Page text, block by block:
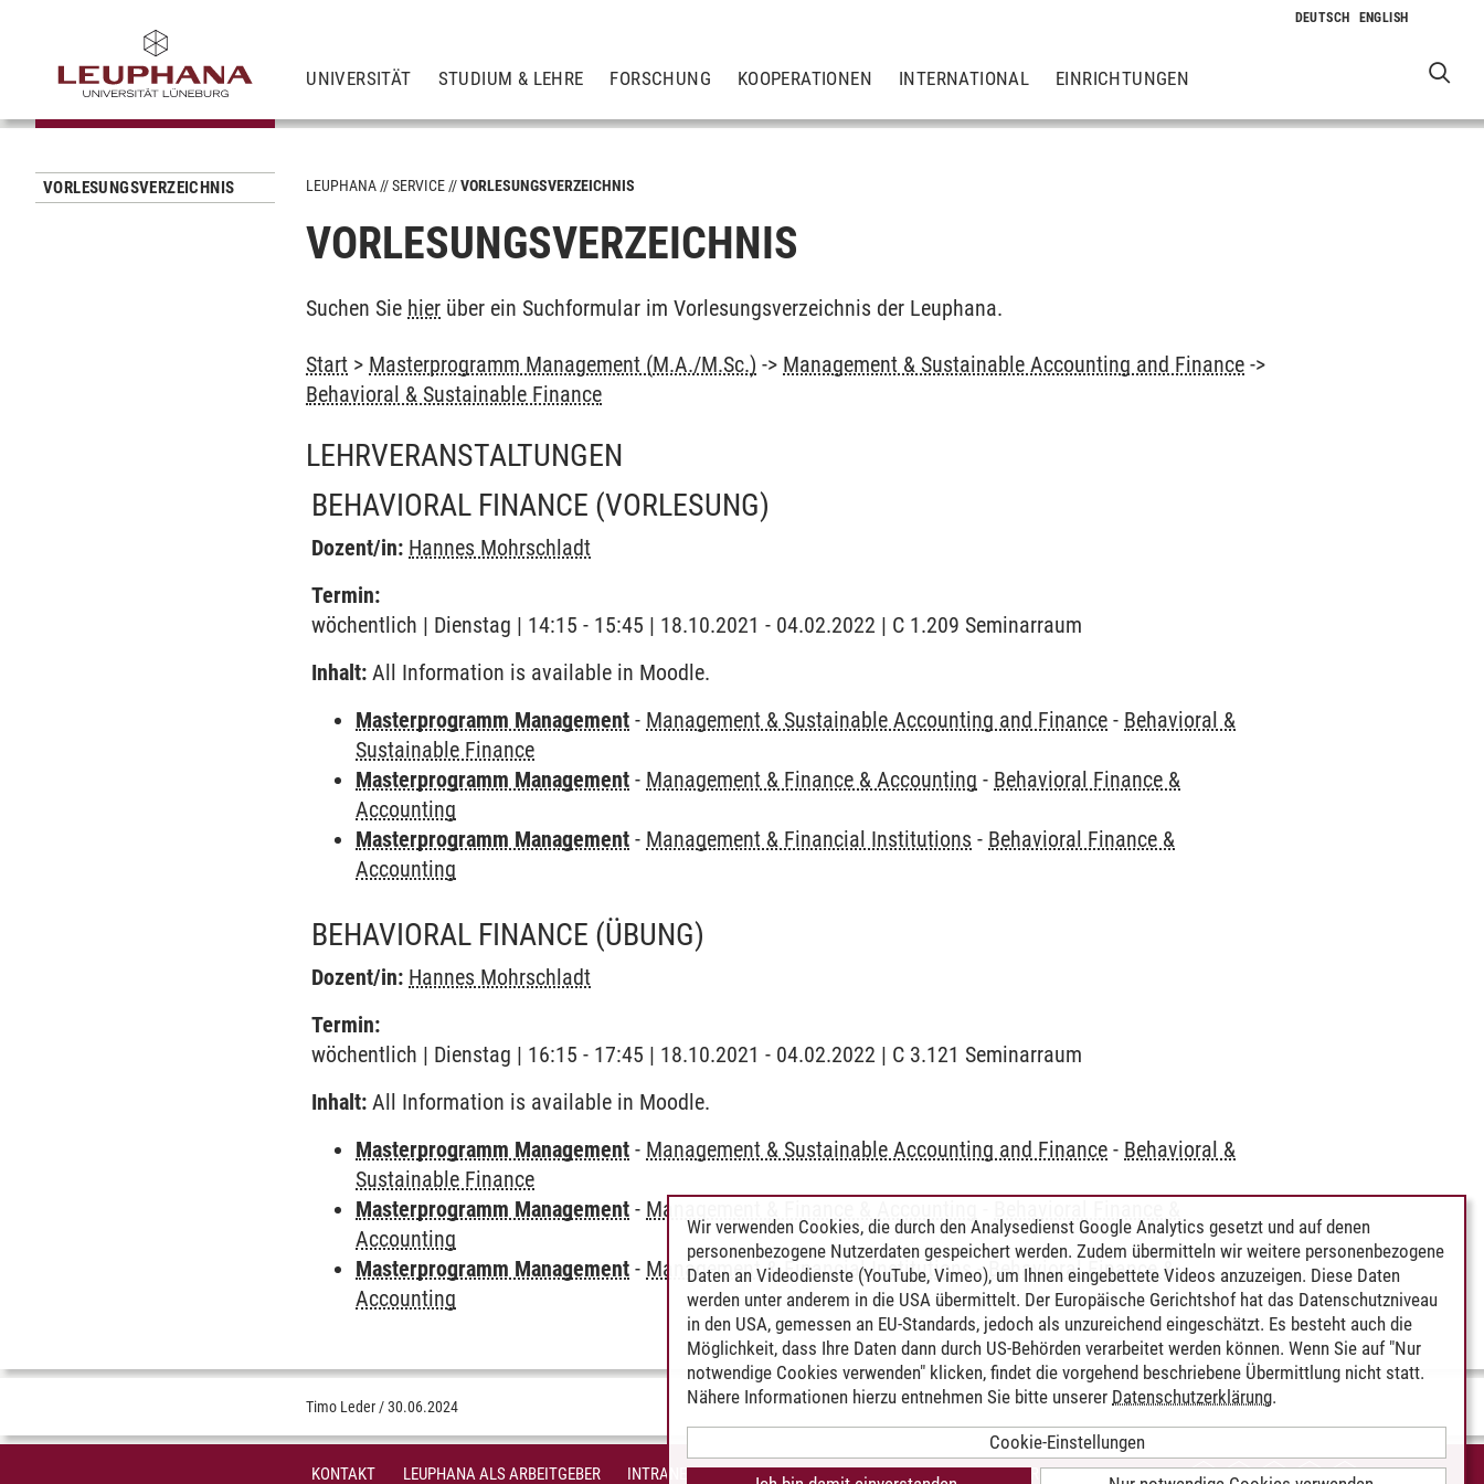
UNIVERSITÄT STUDIUM & LEHRE FORSCHUNG KOOPERATIONEN INTERNATIONAL EINRICHTUNGEN
VORLESUNGSVERZEICHNIS LEUPHANA SERVICE VORLESUNGSVERZEICHNIS
VORLESUNGSVERZEICHNIS
Suchen Sie hier über ein Suchformular im Vorlesungsverzeichnis der Leuphana.
Start > Masterprogramm Management (M.A./M.Sc.) -> Management & Sustainable Accounting and Finance ->
Behavioral & Sustainable Finance
LEHRVERANSTALTUNGEN
BEHAVIORAL FINANCE (VORLESUNG)
Dozent/in: Hannes Mohrschladt
Termin:
wöchentlich | Dienstag | 14:15 - 15:45 | 18.10.2021 - 04.02.2022 | C 1.209 Seminarraum
Inhalt: All Information is available in Moodle.
Masterprogramm Management - Management & Sustainable Accounting and Finance - Behavioral &
Sustainable Finance
Masterprogramm Management - Management & Finance & Accounting - Behavioral Finance &
Accounting
Masterprogramm Management - Management & Financial Institutions - Behavioral Finance &
Accounting
BEHAVIORAL FINANCE (ÜBUNG)
Dozent/in: Hannes Mohrschladt
Termin:
wöchentlich | Dienstag | 16:15 - 17:45 | 18.10.2021 - 04.02.2022 | C 3.121 Seminarraum
Inhalt: All Information is available in Moodle.
Masterprogramm Management - Management & Sustainable Accounting and Finance - Behavioral &
Sustainable Finance
Masterprogramm Management - Management & Finance & Accounting
Accounting
Masterprogramm Management - Management & Financial Institutions- Behavioral Finance &
Accounting
Timo Leder /30.06.2024
KONTAKT LEUPHANA ALS ARBEITGEBER INTRANET IMPRESSUM DATENSCHUTZ BARRIEREFREIHEIT
Wir verwenden Cookies, die durch den Analysedienst Google Analytics gesetzt und auf denen
personenbezogene Nutzerdaten gespeichert werden. Zudem übermitteln wir weitere personenbezogene
Daten an Videodienste (YouTube, Vimeo), um Ihnen eingebettete Videos anzuzeigen. Diese Daten
werden unter anderem in die USA übermittelt. Der Europäische Gerichtshof hat das Datenschutzniveau
in den USA, gemessen an EU-Standards, jedoch als unzureichend eingeschätzt. Es besteht auch die
Möglichkeit, dass Ihre Daten dann durch US-Behörden verarbeitet werden können. Wenn Sie auf "Nur
notwendige Cookies verwenden" klicken, findet die vorgehend beschriebene Übermittlung nicht statt.
Nähere Informationen hierzu entnehmen Sie bitte unserer Datenschutzerklärung.
Cookie-Einstellungen